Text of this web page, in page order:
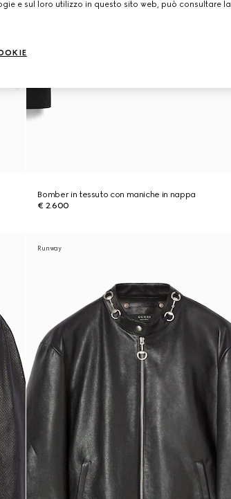
Bomber in tessuto con maniche in nappa
€ 2.600
Runway
e sul loro utilizzo in questo sito web, può consultare la